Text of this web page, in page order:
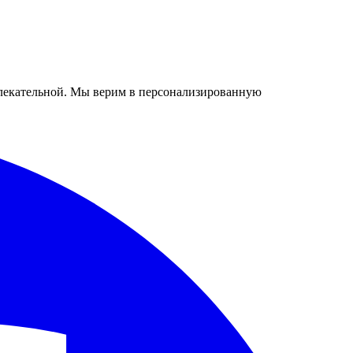
Мы верим в персонализированную